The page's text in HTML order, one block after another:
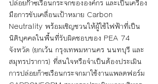
ปล่อยก๊าซเรือนกระจกขององค์กร และเป็นเครื่อง
มือการขับเคลื่อนเป้าหมาย Carbon
Neutrality พร้อมเชิญชวนให้ผู้ใช้ไฟฟ้าที่เป็น
นิติบุคคลในพื้นที่รับผิดชอบของ PEA 74
จังหวัด (ยกเว้น กรุงเทพมหานคร นนทบุรี และ
สมุทรปราการ) ที่สนใจหรือจำเป็นต้องประเมิน
การปล่อยก็าซเรือนกระจกมาใช้งานแพลตฟอร์ม